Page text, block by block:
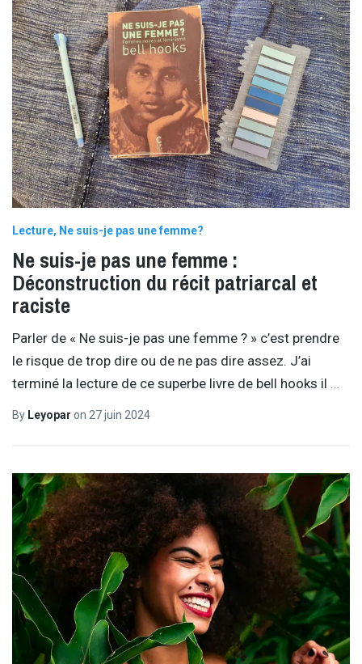
Lecture Ne suis-je pas une femme?
Ne suis-je pas une femme :
Déconstruction du récit patriarcal et
raciste
Parler de « Ne suis-je pas une femme ? » c’est prendre
le risque de trop dire ou de ne pas dire assez. J’ai
terminé la lecture de ce superbe livre de bell hooks il …
By Leyopar on 27 juin 2024